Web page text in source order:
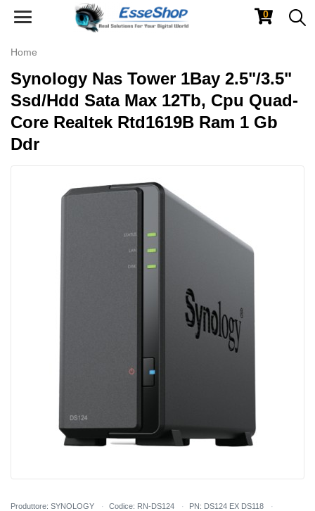
Toggle
0
Home
Synology Nas Tower 1Bay 2.5"/3.5"
Ssd/Hdd Sata Max 12Tb, Cpu Quad-
Core Realtek Rtd1619B Ram 1 Gb
Ddr
Produttore: SYNOLOGY Codice: RN-DS124
PN: DS124 EX DS118